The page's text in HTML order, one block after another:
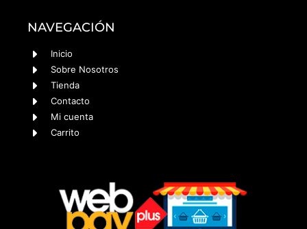
NAVEGACIÓN
Inicio
Sobre Nosotros
Tienda
Contacto
Mi cuenta
Carrito